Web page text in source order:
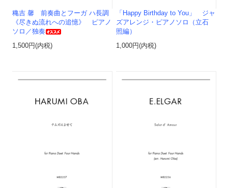
穐吉 馨 前奏曲とフーガ ハ長調
《尽きぬ流れへの追憶》 ピアノ
ソロ／独奏
1,500円(内税)
「Happy Birthday to You」 ジャ
ズアレンジ・ピアノソロ（立石
照編）
1,000円(内税)